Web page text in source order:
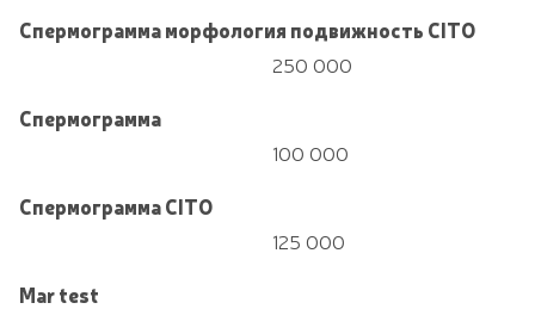
Спермограмма морфология подвижность CITO
250 000
Спермограмма
100 000
Спермограмма CITO
125 000
Mar test